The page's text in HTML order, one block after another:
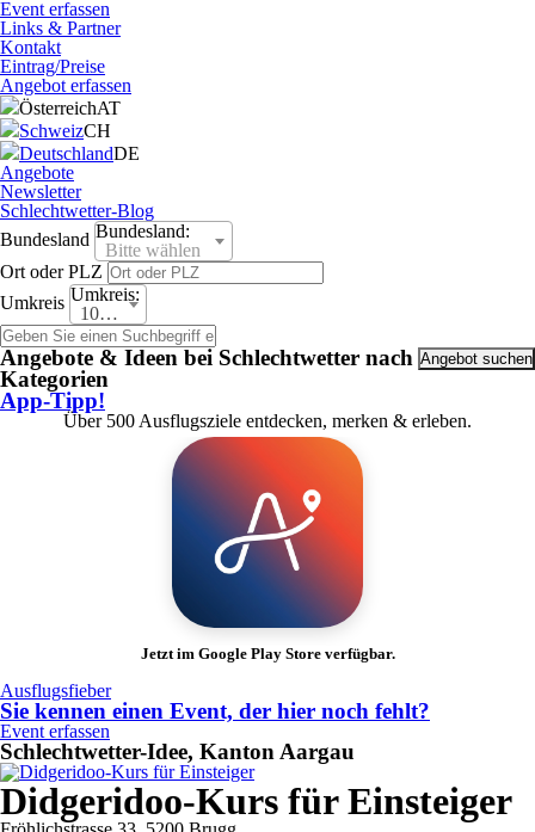
Event erfassen
Links & Partner
Kontakt
Eintrag/Preise
Angebot erfassen
ÖsterreichAT
SchweizCH
DeutschlandDE
Angebote
Newsletter
Schlechtwetter-Blog
Bundesland Bundesland:
Bitte wählen
Ort oder PLZ
Umkreis Umkreis:
10 km
Angebote & Ideen bei Schlechtwetter nach
Kategorien
App-Tipp!
Über 500 Ausflugsziele entdecken, merken & erleben.
Jetzt im Google Play Store verfügbar.
Ausflugsfieber
Sie kennen einen Event, der hier noch fehlt?
Event erfassen
Schlechtwetter-Idee, Kanton Aargau
Didgeridoo-Kurs für Einsteiger